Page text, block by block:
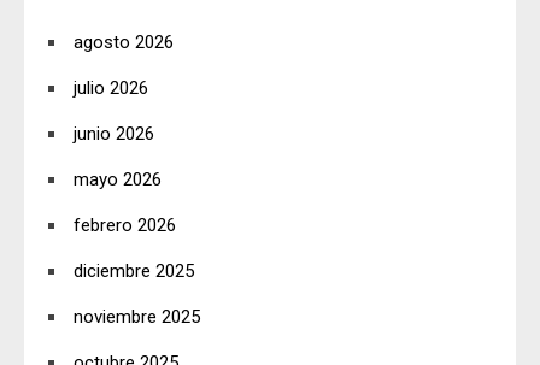
agosto 2026
julio 2026
junio 2026
mayo 2026
febrero 2026
diciembre 2025
noviembre 2025